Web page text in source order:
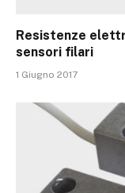
Resistenze
sensori filari
1 Giugno 2017